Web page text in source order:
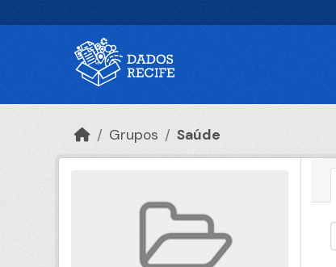
Grupos Saúde